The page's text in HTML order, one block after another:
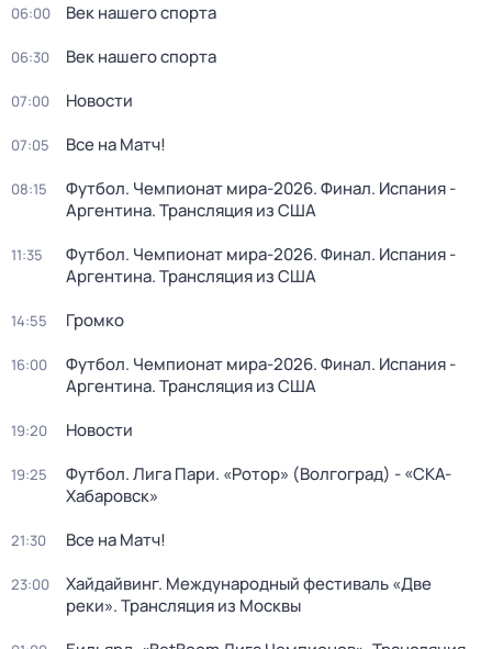
06:00 Век нашего спорта
06:30 Век нашего спорта
07:00 Новости
07:05 Все на Матч!
08:15
Футбол. Чемпионат мира-2026. Финал. Испания -
Аргентина. Трансляция из США
11:35
Футбол. Чемпионат мира-2026. Финал. Испания -
Аргентина. Трансляция из США
14:55 Громко
16:00
Футбол. Чемпионат мира-2026. Финал. Испания -
Аргентина. Трансляция из США
19:20 Новости
19:25
Футбол. Лига Пари. «Ротор» (Волгоград) - «СКА-
Хабаровск»
21:30 Все на Матч!
23:00
Хайдайвинг. Международный фестиваль «Две
реки». Трансляция из Москвы